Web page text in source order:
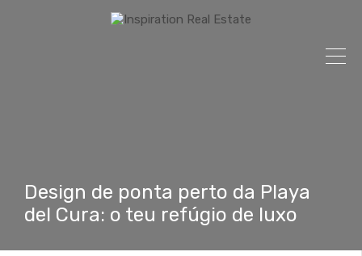
Design de ponta perto da Playa
del Cura: o teu refúgio de luxo